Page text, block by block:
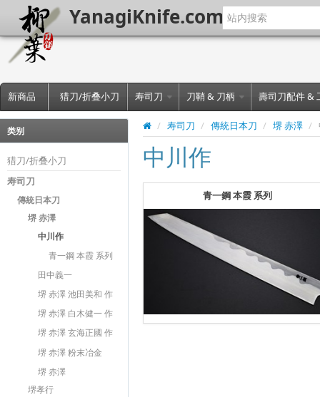
YanagiKnife.com
新商品 猎刀/折叠小刀 寿司刀 刀鞘 & 刀柄 壽司刀配件 &
类别
猎刀/折叠小刀
寿司刀
傳統日本刀
堺 赤澤
中川作
青一鋼 本霞 系列
田中義一
堺 赤澤 池田美和 作
堺 赤澤 白木健一 作
堺 赤澤 玄海正國 作
堺 赤澤 粉末冶金
堺 赤澤
堺孝行
/ 寿司刀 / 傳統日本刀 / 堺 赤澤 /
中川作
青一鋼 本霞 系列